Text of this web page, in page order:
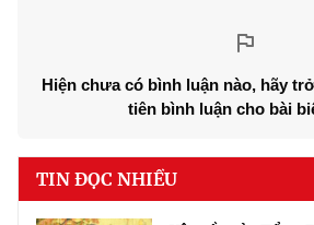
Hiện chưa có bình luận nào, hãy
tiên bình luận cho bài
TIN ĐỌC NHIỀU